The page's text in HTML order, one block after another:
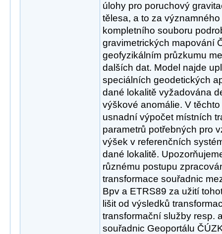
úlohy pro poruchový
tělesa, a to za
kompletního souboru
gravimetrických mapování
geofyzikálním průzkumu
dalších dat. Model najde
speciálních geodetických
dané lokalitě vyžadována
výškové anomálie. V
usnadní výpočet místních
parametrů potřebných pro
výšek v referenčních
dané lokalitě.
různému postupu
transformace souřadnic
Bpv a ETRS89 za užití
lišit od výsledků
transformační služby resp.
souřadnic Geoportálu